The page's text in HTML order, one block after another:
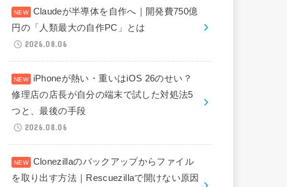
Claudeが半導体を自作へ｜開発費750億
円の「人類最大の自作PC」とは
2026.08.06
iPhoneが熱い・重いはiOS 26のせい？
修理店の店長が自分の端末で試した対処法5
つと、最後の手段
2026.08.06
Clonezillaのバックアップからファイル
を取り出す方法｜Rescuezillaで開けない原因